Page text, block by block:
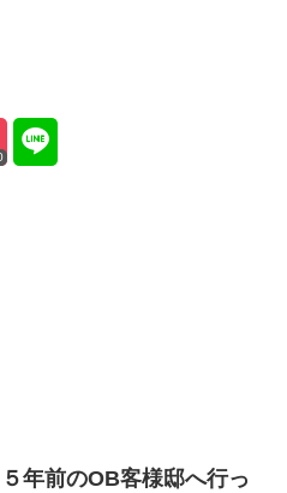
年前のOB客様邸へ行っ